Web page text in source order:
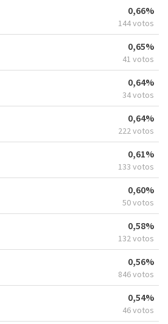
0,66%
144 votos
0,65%
41 votos
0,64%
34 votos
0,64%
222 votos
0,61%
133 votos
0,60%
50 votos
0,58%
132 votos
0,56%
846 votos
0,54%
46 votos